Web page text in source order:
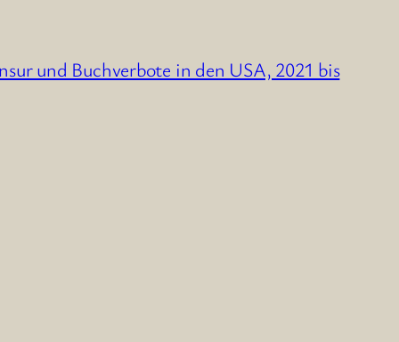
und Buchverbote in den USA, 2021 bis